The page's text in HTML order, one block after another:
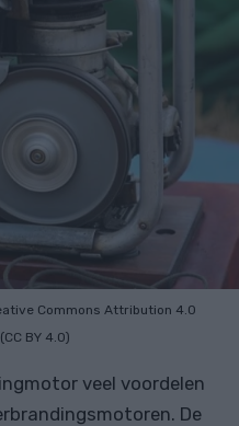
Commons Attribution 4.0
BY 4.0)
veel voordelen
De